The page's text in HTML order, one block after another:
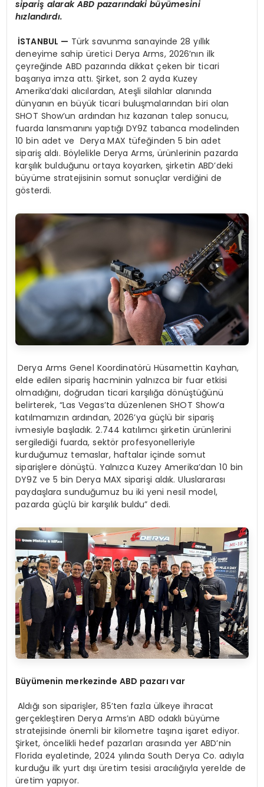
sipariş alarak ABD pazarındaki büyümesini
hızlandırdı.
İSTANBUL — Türk savunma sanayinde 28 yıllık
deneyime sahip üretici Derya Arms, 2026’nın ilk
çeyreğinde ABD pazarında dikkat çeken bir ticari
başarıya imza attı. Şirket, son 2 ayda Kuzey
Amerika’daki alıcılardan, Ateşli silahlar alanında
dünyanın en büyük ticari buluşmalarından biri olan
SHOT Show’un ardından hız kazanan talep sonucu,
fuarda lansmanını yaptığı DY9Z tabanca modelinden
10 bin adet ve Derya MAX tüfeğinden 5 bin adet
sipariş aldı. Böylelikle Derya Arms, ürünlerinin pazarda
karşılık bulduğunu ortaya koyarken, şirketin ABD’deki
büyüme stratejisinin somut sonuçlar verdiğini de
gösterdi.
Derya Arms Genel Koordinatörü Hüsamettin Kayhan,
elde edilen sipariş hacminin yalnızca bir fuar etkisi
olmadığını, doğrudan ticari karşılığa dönüştüğünü
belirterek, “Las Vegas’ta düzenlenen SHOT Show’a
katılmamızın ardından, 2026’ya güçlü bir sipariş
ivmesiyle başladık. 2.744 katılımcı şirketin ürünlerini
sergilediği fuarda, sektör profesyonelleriyle
kurduğumuz temaslar, haftalar içinde somut
siparişlere dönüştü. Yalnızca Kuzey Amerika’dan 10 bin
DY9Z ve 5 bin Derya MAX siparişi aldık. Uluslararası
paydaşlara sunduğumuz bu iki yeni nesil model,
pazarda güçlü bir karşılık buldu” dedi.
Büyümenin merkezinde ABD pazarı var
Aldığı son siparişler, 85’ten fazla ülkeye ihracat
gerçekleştiren Derya Arms’ın ABD odaklı büyüme
stratejisinde önemli bir kilometre taşına işaret ediyor.
Şirket, öncelikli hedef pazarları arasında yer ABD’nin
Florida eyaletinde, 2024 yılında South Derya Co. adıyla
kurduğu ilk yurt dışı üretim tesisi aracılığıyla yerelde de
üretim yapıyor.